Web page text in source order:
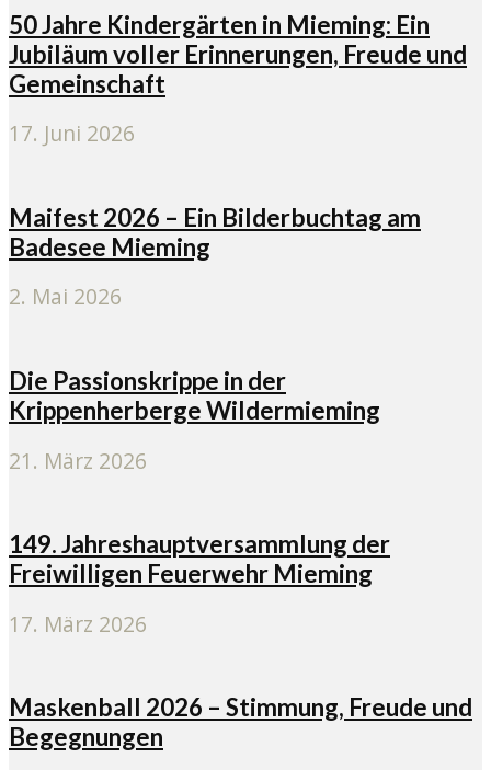
50 Jahre Kindergärten in Mieming: Ein
Jubiläum voller Erinnerungen, Freude und
Gemeinschaft
17. Juni 2026
Maifest 2026 – Ein Bilderbuchtag am
Badesee Mieming
2. Mai 2026
Die Passionskrippe in der
Krippenherberge Wildermieming
21. März 2026
149. Jahreshauptversammlung der
Freiwilligen Feuerwehr Mieming
17. März 2026
Maskenball 2026 – Stimmung, Freude und
Begegnungen